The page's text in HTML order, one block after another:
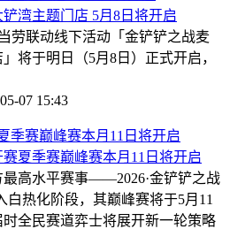
湾主题门店 5月8日将开启
劳联动线下活动「金铲铲之战麦
将于明日（5月8日）正式开启，
05-07 15:43
夏季赛巅峰赛本月11日将开启
最高水平赛事——2026·金铲铲之战
白热化阶段，其巅峰赛将于5月11
时全民赛道弈士将展开新一轮策略